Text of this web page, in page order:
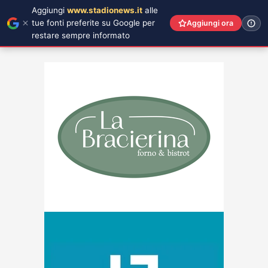
Aggiungi www.stadionews.it alle
tue fonti preferite su Google per
restare sempre informato
Aggiungi ora